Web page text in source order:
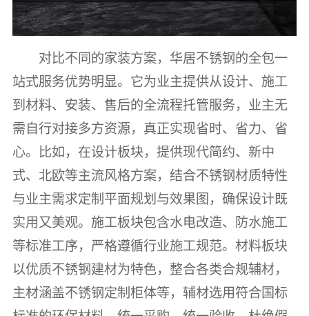
对比不同的家装方案，华居不锈钢的全包一
站式服务优势明显。它为业主提供从设计、施工
到材料、安装、售后的全流程托管服务，业主无
需自行对接多方资源，真正实现省时、省力、省
心。比如，在设计板块，提供现代简约、新中
式、北欧等主流风格方案，结合不锈钢材质特性
与业主需求定制平面规划与效果图，确保设计既
实用又美观。施工板块包含水电改造、防水施工
等标准工序，严格遵循行业施工规范。材料板块
以优质不锈钢建材为特色，整合各类合规辅材，
主材涵盖不锈钢定制柜体等，辅材选用符合国标